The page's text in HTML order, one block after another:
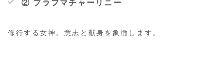
② ブラフマチャーリニー
修行する女神。意志と献身を象徴します。